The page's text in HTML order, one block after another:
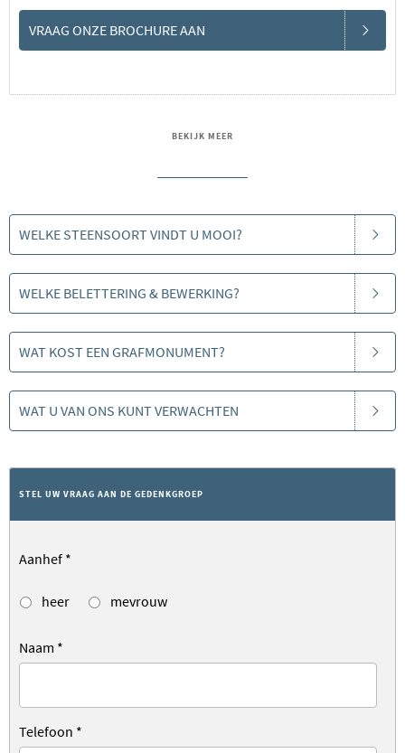
VRAAG ONZE BROCHURE AAN
BEKIJK MEER
WELKE STEENSOORT VINDT U MOOI?
WELKE BELETTERING & BEWERKING?
WAT KOST EEN GRAFMONUMENT?
WAT U VAN ONS KUNT VERWACHTEN
STEL UW VRAAG AAN DE GEDENKGROEP
Aanhef *
heer mevrouw
Naam *
Telefoon *